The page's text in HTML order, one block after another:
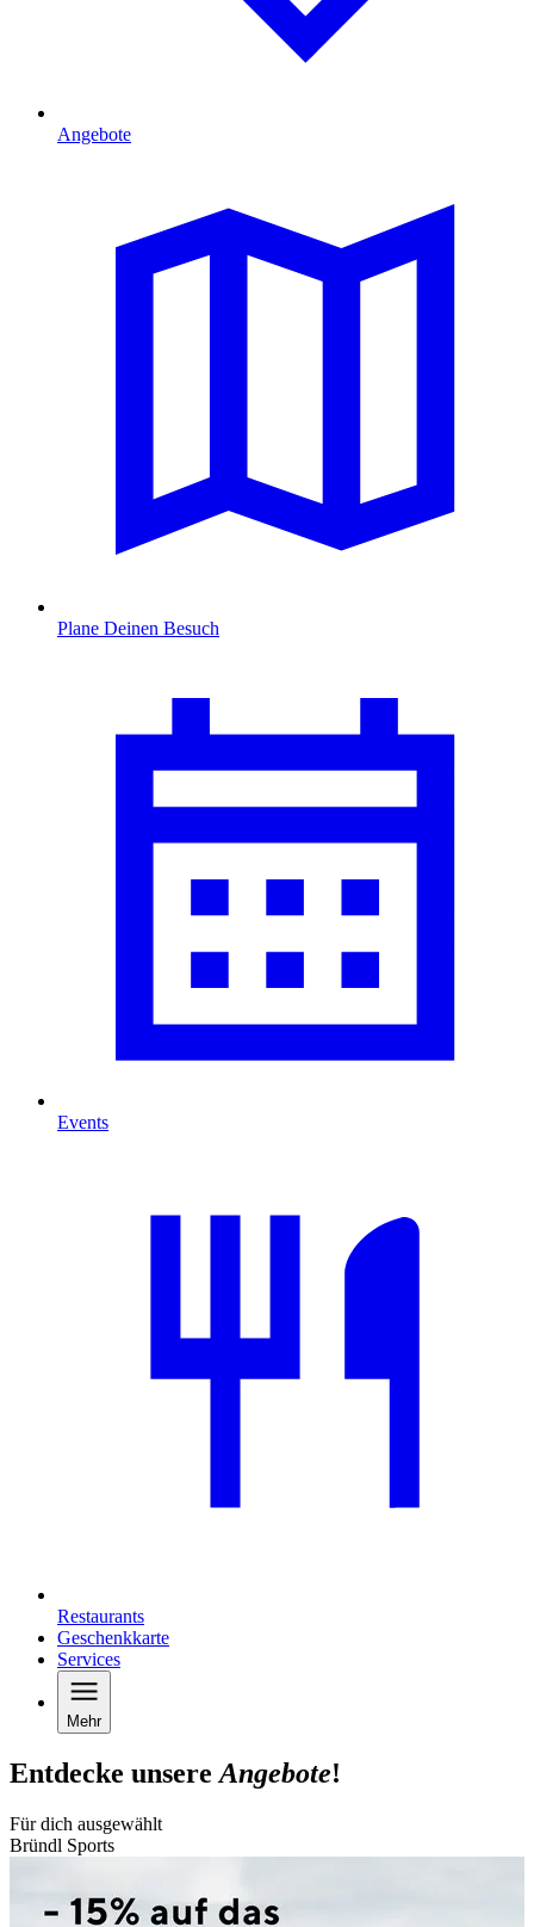
Angebote
Plane Deinen Besuch
Events
Restaurants
Geschenkkarte
Services
Mehr
Entdecke unsereAngebote!
Für dich ausgewählt
Bründl Sports